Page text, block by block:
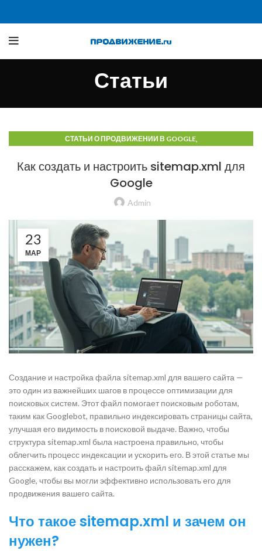
Статьи
СТАТЬИ О ПРОДВИЖЕНИИ В GOOGLE,
Как создать и настроить sitemap.xml для
Google
Admin
23
МАР
Создание и настройка файла sitemap.xml для вашего сайта —
это один из важнейших шагов в процессе оптимизации для
поисковых систем. Этот файл помогает поисковым роботам,
таким как Googlebot, правильно индексировать страницы сайта,
улучшая его видимость в поисковой выдаче. Важно, чтобы
структура sitemap.xml была настроена правильно, чтобы
облегчить процесс индексации и ускорить его. В этой статье мы
расскажем, как создать и настроить файл sitemap.xml для
Google, чтобы вы могли эффективно использовать его для
продвижения вашего сайта.
Что такое sitemap.xml и зачем он
нужен?